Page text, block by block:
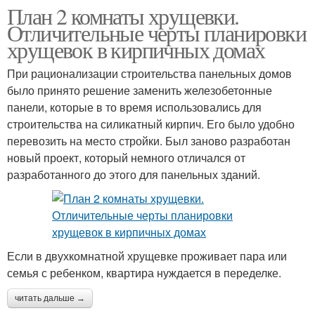
План 2 комнаты хрущевки.
Отличительные черты планировки
хрущевок в кирпичных домах
При рационализации строительства панельных домов
было принято решение заменить железобетонные
панели, которые в то время использовались для
строительства на силикатный кирпич. Его было удобно
перевозить на место стройки. Был заново разработан
новый проект, который немного отличался от
разработанного до этого для панельных зданий.
Если в двухкомнатной хрущевке проживает пара или
семья с ребенком, квартира нуждается в переделке.
читать дальше →